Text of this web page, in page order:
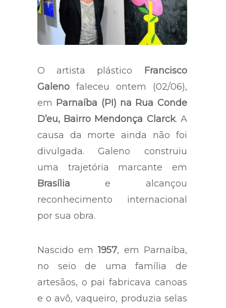
O artista plástico
Francisco
Galeno faleceu ontem (02/06),
em Parnaíba (PI) na Rua Conde
D’eu, Bairro Mendonça Clarck. A
causa da morte ainda não foi
divulgada. Galeno construiu
uma trajetória marcante em
Brasília e alcançou
reconhecimento internacional
por sua obra.
Nascido em1957, em Parnaíba,
no seio de uma família de
artesãos, o pai fabricava canoas
e o avô, vaqueiro, produzia selas